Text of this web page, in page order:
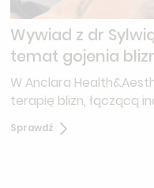
Wywiad z dr
temat gojenia
W Anclara
terapię blizn, łączącą
odpowiednich metod
nowoczesnymi
Sprawdź